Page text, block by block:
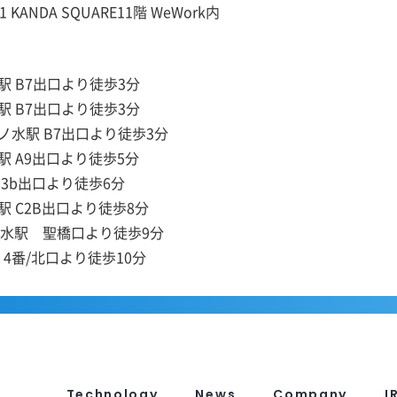
SQUARE11階 WeWork内
口より徒歩3分
B7出口より徒歩3分
駅 B7出口より徒歩3分
A9出口より徒歩5分
出口より徒歩6分
C2B出口より徒歩8分
聖橋口より徒歩9分
より徒歩10分